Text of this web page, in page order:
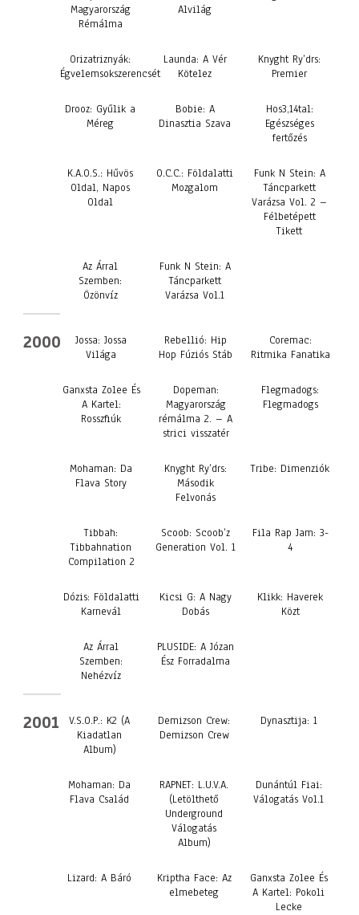
Magyarország
Rémálma
Alvilág
Orizatriznyák:
Égvelemsokszerencsét
Launda: A Vér
Kötelez
Knyght Ry’drs:
Premier
Drooz: Gyűlik a
Méreg
Bobie: A
Dinasztia Szava
Hos3,14tal:
Egészséges
fertőzés
K.A.O.S.: Hűvös
Oldal, Napos
Oldal
O.C.C.: Földalatti
Mozgalom
Funk N Stein: A
Táncparkett
Varázsa Vol. 2 –
Félbetépett
Tikett
Az Árral
Szemben:
Özönvíz
Funk N Stein: A
Táncparkett
Varázsa Vol.1
2000
Jossa: Jossa
Világa
Rebellió: Hip
Hop Fúziós Stáb
Coremac:
Ritmika Fanatika
Ganxsta Zolee És
A Kartel:
Rosszfiúk
Dopeman:
Magyarország
rémálma 2. – A
strici visszatér
Flegmadogs:
Flegmadogs
Mohaman: Da
Flava Story
Knyght Ry’drs:
Második
Felvonás
Tribe: Dimenziók
Tibbah:
Tibbahnation
Compilation 2
Scoob: Scoob’z
Generation Vol. 1
Fila Rap Jam: 3-
4
Dózis: Földalatti
Karnevál
Kicsi G: A Nagy
Dobás
Klikk: Haverek
Közt
Az Árral
Szemben:
Nehézvíz
PLUSIDE: A Józan
Ész Forradalma
2001
V.S.O.P.: K2 (A
Kiadatlan
Album)
Demizson Crew:
Demizson Crew
Dynasztija: 1
Mohaman: Da
Flava Család
RAPNET: L.U.V.A.
(Letölthető
Underground
Válogatás
Album)
Dunántúl Fiai:
Válogatás Vol.1
Lizard: A Báró
Kriptha Face: Az
elmebeteg
Ganxsta Zolee És
A Kartel: Pokoli
Lecke